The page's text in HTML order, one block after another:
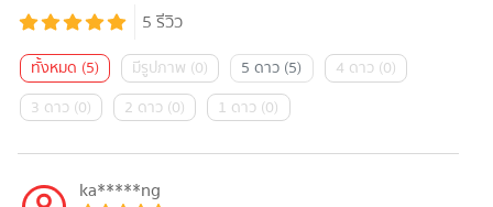
5รีวิว
ทั้งหมด (5) มีรูปภาพ (0) 5 ดาว (5) 4 ดาว (0)
3 ดาว (0) 2 ดาว (0) 1 ดาว (0)
ka*****ng